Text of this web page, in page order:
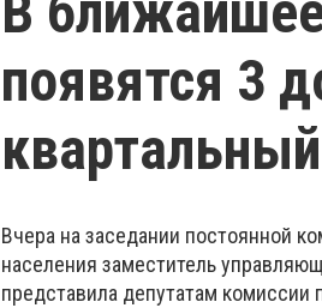
появятся 3
Вчера на заседании постоянной
населения заместитель
представила депутатам